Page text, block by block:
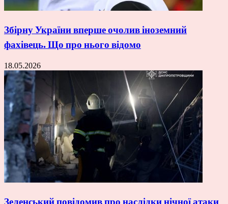
Збірну України вперше очолив іноземний
фахівець. Що про нього відомо
18.05.2026